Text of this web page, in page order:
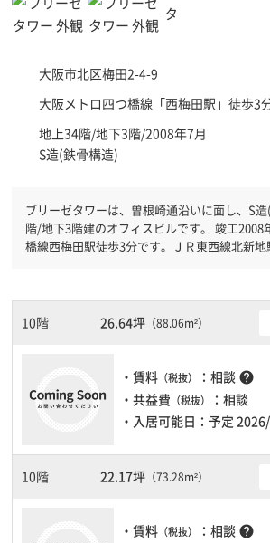
大阪市北区梅田2-4-9
大阪メトロ四つ橋線「西梅田駅 」徒歩3
地上34階/地下3階/2008年7月
S造(鉄骨構造)
ブリーゼタワーは、曽根崎通沿いに面し、S
階/地下3階建のオフィスビルです。 竣工2008年、大阪メトロ四つ
橋線西梅田駅徒歩3分です。ＪＲ東西線北新
っかりとしています。土日・祝日も利用可能
を気にせず利用できます。駐車場もあります
10階 26.64坪（88.06m²）
・賃料 （税抜） ：相談 help
・共益費 （税抜）
：相談
・入居可能日：予定
10階 22.17坪（73.28m²）
・賃料 （税抜） ：相談 help